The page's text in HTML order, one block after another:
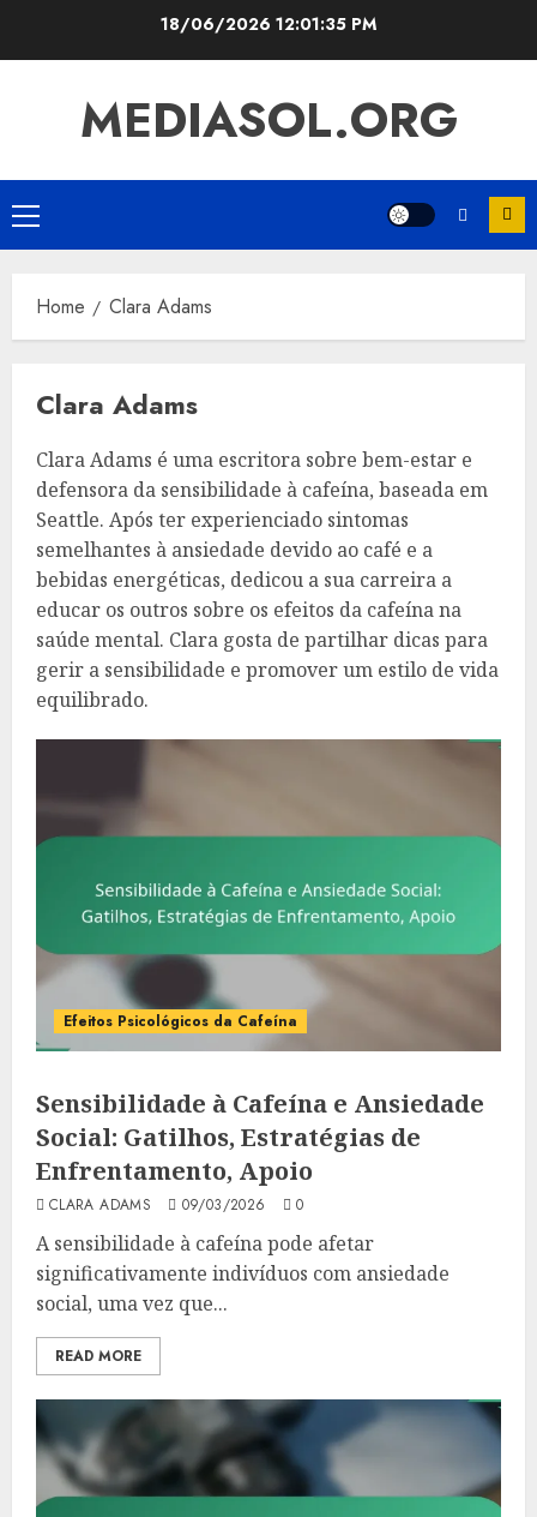
18/06/2026 12:01:36 PM
MEDIASOL.ORG
Primary
Menu
Home Clara Adams
Clara Adams
Clara Adams é uma escritora sobre bem-estar e
defensora da sensibilidade à cafeína, baseada em
Seattle. Após ter experienciado sintomas
semelhantes à ansiedade devido ao café e a
bebidas energéticas, dedicou a sua carreira a
educar os outros sobre os efeitos da cafeína na
saúde mental. Clara gosta de partilhar dicas para
gerir a sensibilidade e promover um estilo de vida
equilibrado.
Efeitos Psicológicos da Cafeína
Sensibilidade à Cafeína e Ansiedade
Social: Gatilhos, Estratégias de
Enfrentamento, Apoio
CLARA ADAMS 09/03/2026 0
A sensibilidade à cafeína pode afetar
significativamente indivíduos com ansiedade
social, uma vez que...
READ MORE